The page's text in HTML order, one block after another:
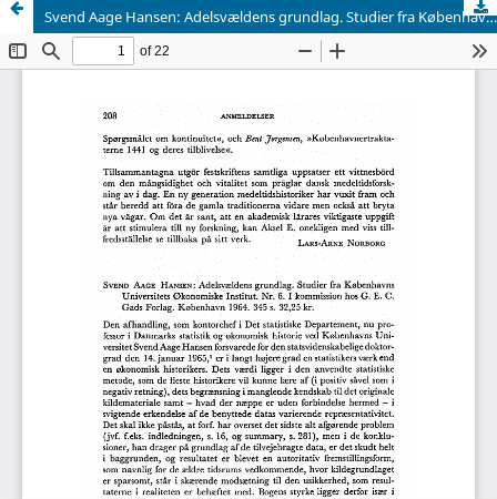
Svend Aage Hansen: Adelsvældens grundlag. Studier fra Københavns Universitets Økonomiske Institut. Nr. 6. I kommission hos G. E. C. Gads Forlag. København 1964. 345 s. 32,25 kr.